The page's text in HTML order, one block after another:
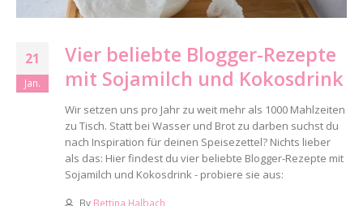
21
Jan.
Vier beliebte Blogger-Rezepte
mit Sojamilch und Kokosdrink
Wir setzen uns pro Jahr zu weit mehr als 1000 Mahlzeiten
zu Tisch. Statt bei Wasser und Brot zu darben suchst du
nach Inspiration für deinen Speisezettel? Nichts lieber
als das: Hier findest du vier beliebte Blogger-Rezepte mit
Sojamilch und Kokosdrink - probiere sie aus:
By Bettina Halbach